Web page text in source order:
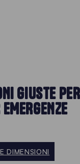
GIUSTE
DIMENSIONI